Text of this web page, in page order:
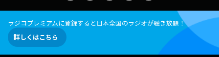
ラジコプレミアムに登録すると日本全国のラジオが聴き放題！
詳しくはこちら